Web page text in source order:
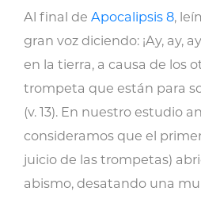
Desafío
cantidad
Al final de Apocalipsis 8,
gran voz diciendo: ¡Ay, ay,
en la tierra, a causa de los
trompeta que están para
(v. 13). En nuestro estudio
consideramos que el
juicio de las trompetas)
abismo, desatando una